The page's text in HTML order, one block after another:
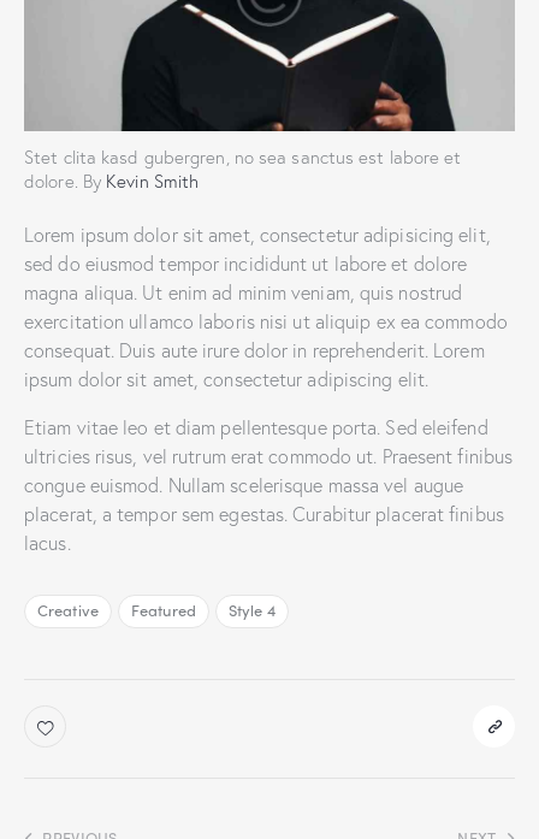
Stet clita kasd gubergren, no sea sanctus est labore et
dolore. By Kevin Smith
Lorem ipsum dolor sit amet, consectetur adipisicing elit,
sed do eiusmod tempor incididunt ut labore et dolore
magna aliqua. Ut enim ad minim veniam, quis nostrud
exercitation ullamco laboris nisi ut aliquip ex ea commodo
consequat. Duis aute irure dolor in reprehenderit. Lorem
ipsum dolor sit amet, consectetur adipiscing elit.
Etiam vitae leo et diam pellentesque porta. Sed eleifend
ultricies risus, vel rutrum erat commodo ut. Praesent finibus
congue euismod. Nullam scelerisque massa vel augue
placerat, a tempor sem egestas. Curabitur placerat finibus
lacus.
Creative Featured Style 4